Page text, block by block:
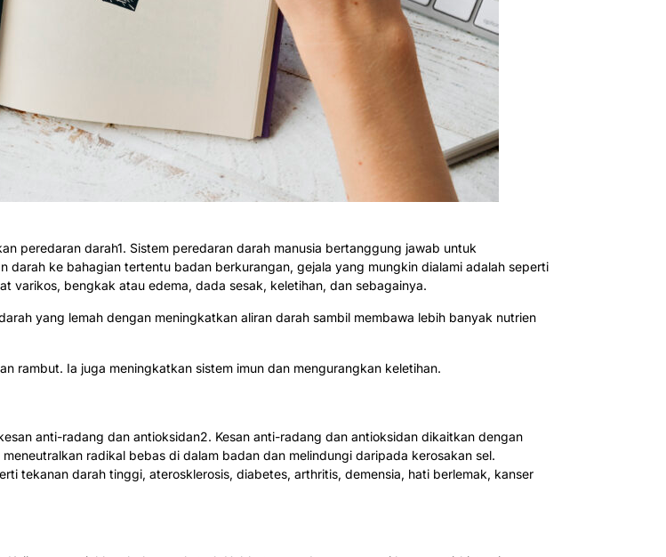
peredaran darah1. Sistem peredaran darah manusia bertanggung jawab untuk
darah ke bahagian tertentu badan berkurangan, gejala yang mungkin dialami adalah seperti
varikos, bengkak atau edema, dada sesak, keletihan, dan sebagainya.
yang lemah dengan meningkatkan aliran darah sambil membawa lebih banyak nutrien
rambut. Ia juga meningkatkan sistem imun dan mengurangkan keletihan.
anti-radang dan antioksidan2. Kesan anti-radang dan antioksidan dikaitkan dengan
radikal bebas di dalam badan dan melindungi daripada kerosakan sel.
tekanan darah tinggi, aterosklerosis, diabetes, arthritis, demensia, hati berlemak, kanser